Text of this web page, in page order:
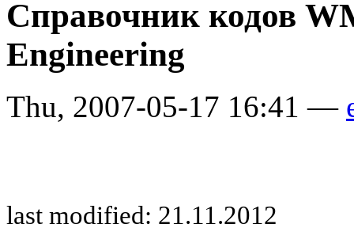
Справочник кодов
Engineering
Thu, 2007-05-17 16:41 —
last modified: 21.11.2012